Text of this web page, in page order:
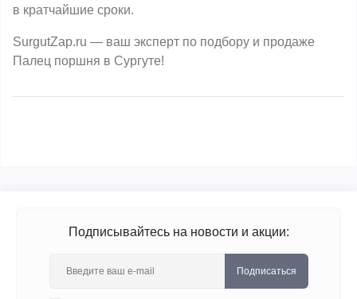
в кратчайшие сроки.
SurgutZap.ru — ваш эксперт по подбору и продаже
Палец поршня в Сургуте!
Подписывайтесь на новости и акции:
Подписаться